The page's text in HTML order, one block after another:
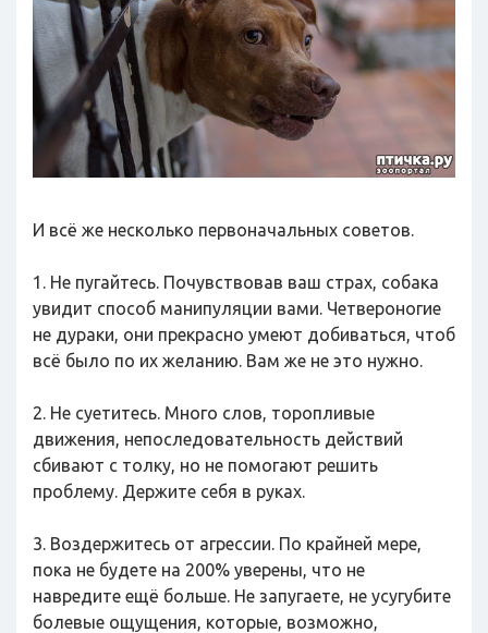
И всё же несколько первоначальных советов.
1. Не пугайтесь. Почувствовав ваш страх, собака
увидит способ манипуляции вами. Четвероногие
не дураки, они прекрасно умеют добиваться, чтоб
всё было по их желанию. Вам же не это нужно.
2. Не суетитесь. Много слов, торопливые
движения, непоследовательность действий
сбивают с толку, но не помогают решить
проблему. Держите себя в руках.
3. Воздержитесь от агрессии. По крайней мере,
пока не будете на 200% уверены, что не
навредите ещё больше. Не запугаете, не усугубите
болевые ощущения, которые, возможно,